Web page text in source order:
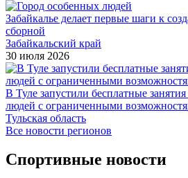
Забайкалье делает первые шаги к
сборной
Забайкальский край
30 июля 2026
В Туле запустили бесплатные
людей с ограниченными
Тульская область
Все новости регионов
Спортивные новости